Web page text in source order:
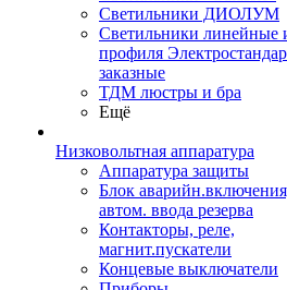
Светильники ДИОЛУМ
Светильники линейные
профиля
заказные
ТДМ люстры и бра
Ещё
Низковольтная аппаратура
Аппаратура защиты
Блок
автом. ввода резерва
Контакторы, реле,
магнит.пускатели
Концевые выключатели